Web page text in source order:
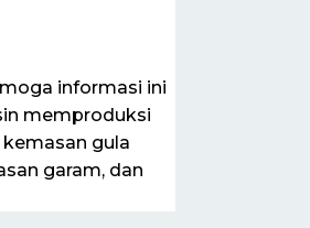
informasi ini
memproduksi
gula
garam, dan